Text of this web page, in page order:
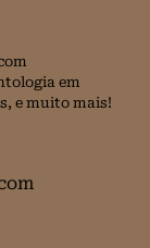
em
e muito mais!